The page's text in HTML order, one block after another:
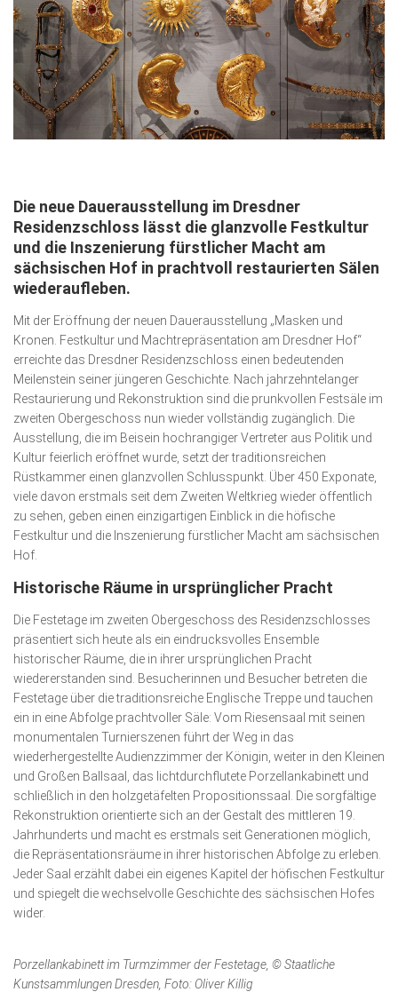
Gesellschaft
Kunst & Kultur
Lifestyle
Ausflug & Reise
SACHSEN IN PARIS
Die neue Dauerausstellung im Dresdner
Residenzschloss lässt die glanzvolle Festkultur
und die Insze­nierung fürstlicher Macht am
sächsischen Hof in prachtvoll restaurierten Sälen
wiederaufleben.
Mit der Eröffnung der neuen Dauerausstellung „Masken und
Kronen. Festkultur und Machtrepräsentation am Dresdner Hof“
erreichte das Dresdner Residenzschloss einen bedeutenden
Meilenstein seiner jüngeren Geschichte. Nach jahrzehntelanger
Restaurierung und Rekonstruktion sind die prunkvollen Festsäle im
zweiten Obergeschoss nun wieder vollständig zugänglich. Die
Ausstellung, die im Beisein hochrangiger Vertreter aus Politik und
Kultur feierlich eröffnet wurde, setzt der traditionsreichen
Rüstkammer einen glanzvollen Schlusspunkt. Über 450 Exponate,
viele davon erstmals seit dem Zweiten Weltkrieg wieder öffentlich
zu sehen, geben einen einzigartigen Einblick in die höfische
Festkultur und die Inszenierung fürstlicher Macht am sächsischen
Hof.
Historische Räume in ursprünglicher Pracht
Die Festetage im zweiten Obergeschoss des Residenzschlosses
präsentiert sich heute als ein eindrucksvolles Ensemble
historischer Räume, die in ihrer ursprünglichen Pracht
wiedererstanden sind. Besucherinnen und Besucher betreten die
Festetage über die traditionsreiche Englische Treppe und tauchen
ein in eine Abfolge prachtvoller Säle: Vom Riesensaal mit seinen
mo­nu­mentalen Turnierszenen führt der Weg in das
wiederhergestellte Audienzzimmer der Königin, weiter in den Kleinen
und Großen Ballsaal, das lichtdurchflutete Porzellan­kabinett und
schließlich in den holzgetäfelten Propositions­saal. Die sorgfältige
Rekonstruktion orientierte sich an der Gestalt des mittleren 19.
Jahrhunderts und macht es erstmals seit Generationen möglich,
die Repräsentationsräume in ihrer historischen Abfolge zu erleben.
Jeder Saal erzählt dabei ein eigenes Kapitel der höfischen Festkultur
und spiegelt die wechselvolle Geschichte des sächsischen Hofes
wider.
Porzellankabinett im Turmzimmer der Festetage, © Staatliche
Kunstsammlungen Dresden, Foto: Oliver Killig